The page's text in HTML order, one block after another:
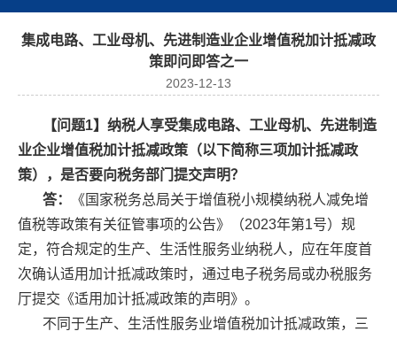
集成电路、工业母机、先进制造业企业增值税加计抵减政
策即问即答之一
2023-12-13
【问题1】纳税人享受集成电路、工业母机、先进制造
业企业增值税加计抵减政策（以下简称三项加计抵减政
策），是否要向税务部门提交声明？
答：
《国家税务总局关于增值税小规模纳税人减免增
值税等政策有关征管事项的公告》（2023年第1号）规
定，符合规定的生产、生活性服务业纳税人，应在年度首
次确认适用加计抵减政策时，通过电子税务局或办税服务
厅提交《适用加计抵减政策的声明》。
不同于生产、生活性服务业增值税加计抵减政策，三